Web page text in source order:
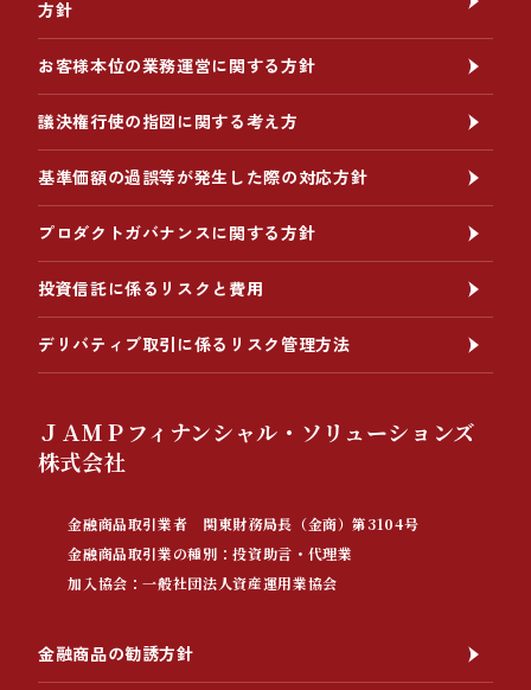
方針
お客様本位の業務運営に関する方針
議決権行使の指図に関する考え方
基準価額の過誤等が発生した際の対応方針
プロダクトガバナンスに関する方針
投資信託に係るリスクと費用
デリバティブ取引に係るリスク管理方法
ＪＡＭＰフィナンシャル・ソリューションズ
株式会社
金融商品取引業者 関東財務局長（金商）第3104号
金融商品取引業の種別：投資助言・代理業
加入協会：一般社団法人資産運用業協会
金融商品の勧誘方針